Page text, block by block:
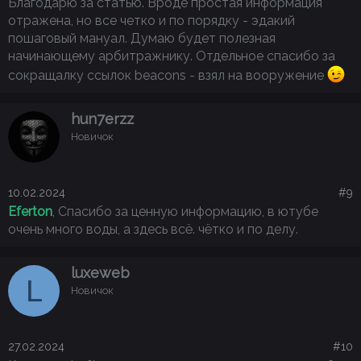
чудесную ссылку, на которую мне привлекать
клиентов? - Подобратьпартнёрскую
программу, пройти регистрацию и получить
там свою персональную ссылку.
будем уже более подробно разбирать его. Для
новичка в этой области рекомендую взять
дейтинг
практически без вложений (а иногда вовсе без
вложений) и заработать свои первые деньгив
максимально короткий срок. А по мимо всего
такое
арбитраж трафика
Как я и писал ранее,
на вашу партнерскую ссылку и получать
отражена, но все четко и по порядку - эдакий
пошаговый мануал. Думаю будет полезная
начинающему арбитражнику. Отдельное спасибо за
сокращалку ссылок beacons - взял на вооружение
hun7erzz
Новичок
10.02.2024 #9
Eferton, Спасибо за ценную информацию, в ютубе
очень много воды, а здесь всё. чётко и по делу.
L
luxeweb
Новичок
27.02.2024 #10